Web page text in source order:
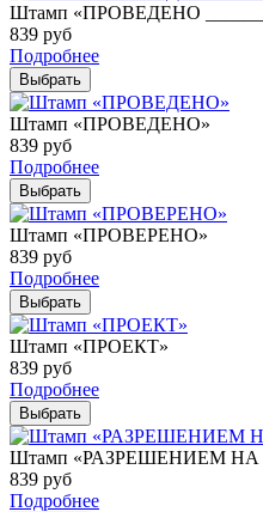
Штамп «ПРОВЕДЕНО
839 руб
Подробнее
Выбрать
Штамп «ПРОВЕДЕНО»
839 руб
Подробнее
Выбрать
Штамп «ПРОВЕРЕНО»
839 руб
Подробнее
Выбрать
Штамп «ПРОЕКТ»
839 руб
Подробнее
Выбрать
Штамп «РАЗРЕШЕНИЕМ
839 руб
Подробнее